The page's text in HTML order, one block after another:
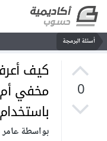
أسئلة البرمجة
0
باستخدام JQuery؟
بواسطة عامر